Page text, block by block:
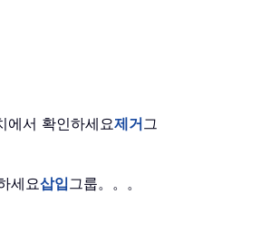
에서 확인하세요제거그
세요삽입그룹。。。